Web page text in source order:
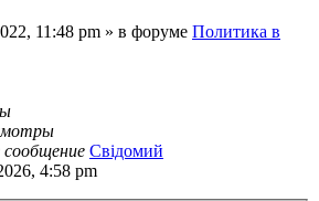
11:48 pm » в форуме Политика в
сообщение Свідомий
4:58 pm